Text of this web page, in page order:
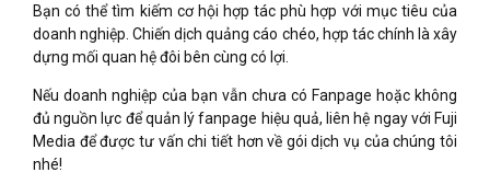
Bạn có thể tìm kiếm cơ hội hợp tác phù hợp với mục tiêu của
doanh nghiệp. Chiến dịch quảng cáo chéo, hợp tác chính là xây
dựng mối quan hệ đôi bên cùng có lợi.
Nếu doanh nghiệp của bạn vẫn chưa có Fanpage hoặc không
đủ nguồn lực để quản lý fanpage hiệu quả, liên hệ ngay với Fuji
Media để được tư vấn chi tiết hơn về gói dịch vụ của chúng tôi
nhé!